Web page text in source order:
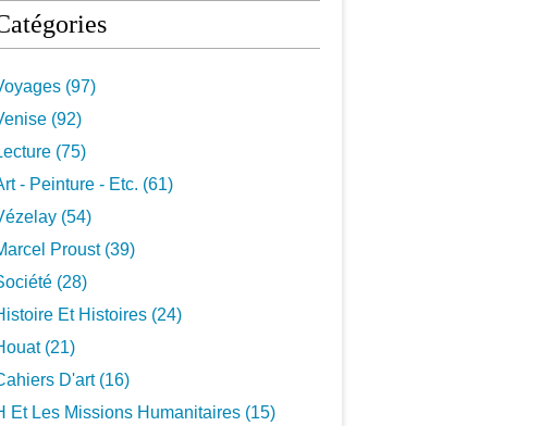
(97)
(92)
(75)
- Peinture - Etc. (61)
(54)
Proust (39)
(28)
Et Histoires (24)
(21)
D'art (16)
Et Les Missions Humanitaires (15)